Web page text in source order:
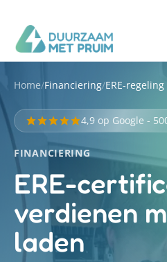
Home/Financiering/ERE-regeling
4,9 op Google -
FINANCIERING
ERE-
verdienen
laden